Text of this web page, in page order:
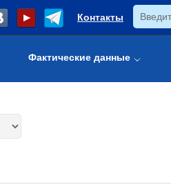
Контакты
Фактические данные